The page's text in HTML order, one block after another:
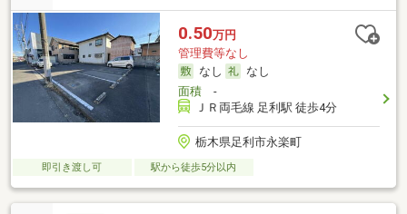
0.50万円
管理費等なし
なし
なし
面積-
ＪＲ両毛線 足利駅 徒歩4分
栃木県足利市永楽町
即引き渡し可 駅から徒歩5分以内